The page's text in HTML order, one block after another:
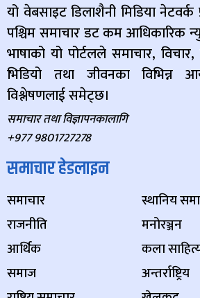
यो वेबसाइट डिलाशैनी मिडिया नेटवर्क
पश्चिम समाचार डट कम आधिकारिक
भाषाको यो पोर्टलले समाचार,
भिडियो तथा जीवनका विभिन्न
विश्लेषणलाई समेट्छ।
समाचार तथा विज्ञापनकालागि
+977 9801727278
समाचार हेडलाइन
समाचार
राजनीति
आर्थिक
समाज
स्थानिय
मनोरञ्जन
कला
अन्तर्राष्ट्रिय